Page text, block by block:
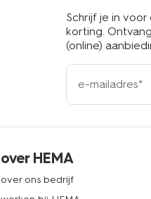
Schrijf je in
korting.
(online)
e-
mailadres
over HEMA
over ons bedrijf